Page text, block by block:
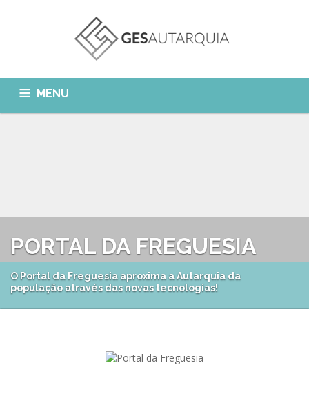
MENU
APP GESAutarquia
GESÁgua
GESCanídeo
GESContPública
Configurar Email
Custo da Chamada
Eliminar Conta
Submeter SAFT
PORTAL DA FREGUESIA
O Portal da Freguesia aproxima a Autarquia da
população através das novas tecnologias!